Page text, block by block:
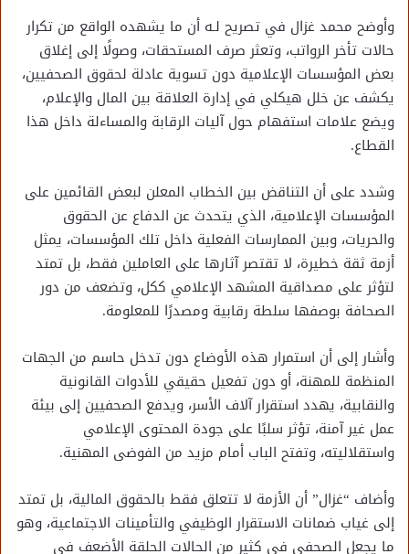
وأوضح محمد غزال في تصريح لـه أن ما يشهده الواقع من تكرار
حالات تأخر الرواتب، وتعثر صرف المستحقات، وصولًا إلى إغلاق
بعض المؤسسات الإعلامية دون تسوية عادلة لحقوق الصحفيين،
يكشف عن خلل هيكلي في إدارة العلاقة بين المال والإعلام،
ويضع علامات استفهام حول آليات الرقابة والمساءلة داخل هذا
القطاع.
وشدد على أن التناقض بين الخطاب المعلن لبعض القائمين على
المؤسسات الإعلامية، الذي يتحدث عن الدفاع عن الحقوق
والحريات، وبين الممارسات الفعلية داخل تلك المؤسسات، يمثل
أزمة ثقة خطيرة، لا تقتصر آثارها على العاملين فقط، بل تمتد
لتؤثر على مصداقية المشهد الإعلامي ككل، وتضعف من دور
الصحافة بوصفها سلطة رقابية ومصدرًا للمعلومة.
وأشار إلى أن استمرار هذه الأوضاع دون تدخل حاسم من الجهات
المنظمة للمهنة، أو دون تفعيل حقيقي للأدوات القانونية
والنقابية، يهدد استقرار آلاف الأسر، ويدفع الصحفيين إلى بيئة
عمل غير آمنة، تؤثر سلبًا على جودة المحتوى الإعلامي
واستقلاليته، وتفتح الباب أمام مزيد من الفوضى المهنية.
وأضاف “غزال” أن الأزمة لا تتعلق فقط بالحقوق المالية، بل تمتد
إلى غياب ضمانات الاستقرار الوظيفي والتأمينات الاجتماعية، وهو
ما يجعل الصحفي في كثير من الحالات الحلقة الأضعف في